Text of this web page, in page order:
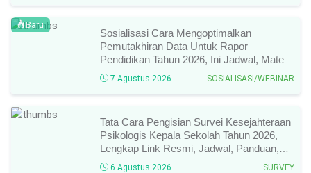
Baru
Sosialisasi Cara Mengoptimalkan
Pemutakhiran Data Untuk Rapor
Pendidikan Tahun 2026, Ini Jadwal, Materi,
Narasumber, Dan Link Mengikutinya!
7 Agustus 2026 SOSIALISASI/WEBINAR
Tata Cara Pengisian Survei Kesejahteraan
Psikologis Kepala Sekolah Tahun 2026,
Lengkap Link Resmi, Jadwal, Panduan,
Dan Hal Yang Wajib Diperhatikan!
6 Agustus 2026 SURVEY